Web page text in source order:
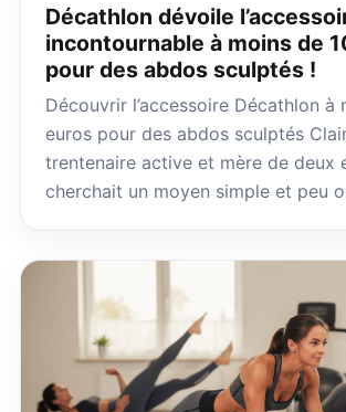
Décathlon dévoile
incontournable à moins de
pour des abdos sculptés !
Découvrir l’accessoire Décathlon à
euros pour des abdos sculptés
trentenaire active et mère de deux
cherchait un moyen simple et peu